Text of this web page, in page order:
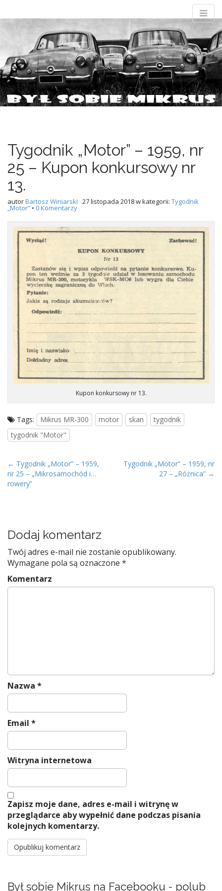
Był sobie
Mikrus
Wszystko o Mikrusie MR-300 i jeszcze więcej…
M
a
n
m
e
n
u
p
t
o
c
o
n
t
Tygodnik „Motor” – 1959, nr
25 – Kupon konkursowy nr
13.
autorBartosz Winiarski 27 listopada 2018w kategorii: Tygodnik
„Motor” • 0 Komentarzy
Kupon konkursowy nr 13.
Tags: Mikrus MR-300 motor skan
tygodnik
tygodnik "Motor"
P
o
s
a
v
g
a
← Tygodnik „Motor” – 1959,
nr 25 – „Mikrosamochód i…
rowery”
Tygodnik „Motor” – 1959, nr
27 – „Różnica” →
Dodaj komentarz
Twój adres e-mail nie zostanie opublikowany.
Wymagane pola są oznaczone *
Komentarz
Nazwa *
Email *
Witryna internetowa
Zapisz moje dane, adres e-mail i witrynę w
przeglądarce aby wypełnić dane podczas pisania
kolejnych komentarzy.
Był sobie Mikrus na Facebooku - polub